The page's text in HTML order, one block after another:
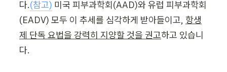
다.(참고) 미국 피부과학회(AAD)와 유럽 피부과학회
(EADV) 모두 이 추세를 심각하게 받아들이고, 항생
제 단독 요법을 강력히 지양할 것을 권고하고 있습니
다.